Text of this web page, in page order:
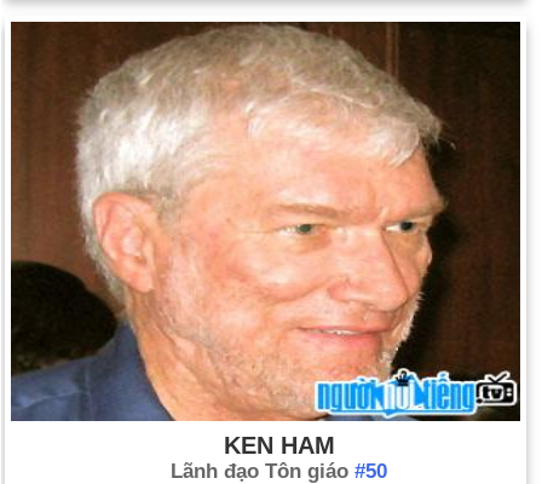
KEN HAM
Lãnh đạo Tôn giáo #50